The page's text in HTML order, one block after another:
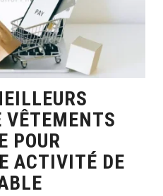
VÊTEMENTS
POUR
ACTIVITÉ DE